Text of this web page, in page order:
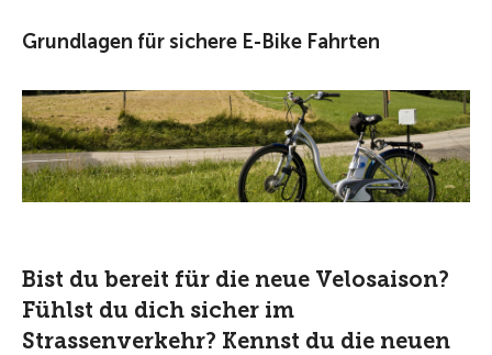
Grundlagen für sichere E-Bike Fahrten
Bist du bereit für die neue Velosaison?
Fühlst du dich sicher im
Strassenverkehr? Kennst du die neuen